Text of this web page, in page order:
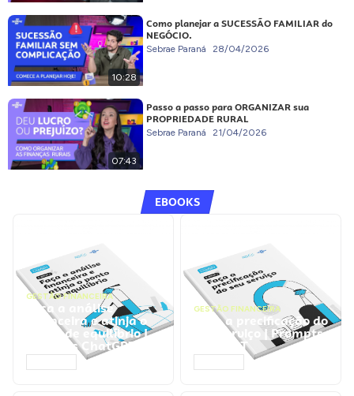
10:28
Como planejar a SUCESSÃO FAMILIAR do
NEGÓCIO.
Sebrae Paraná 28/04/2026
07:43
Passo a passo para ORGANIZAR sua
PROPRIEDADE RURAL
Sebrae Paraná 21/04/2026
EBOOKS
GESTÃO FINANCEIRA
Faça a análise
financeira e atinja o
ponto de equilíbrio |
Prompts ChatGPT
GESTÃO FINANCEIRA
Faça a precificação do
seu serviço | Prompts
ChatGPT